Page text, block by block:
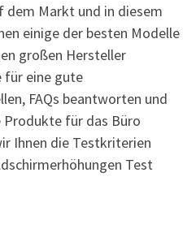
dem Markt und in diesem
einige der besten Modelle
großen Hersteller
für eine gute
FAQs beantworten und
für das Büro
Ihnen die Testkriterien
Test